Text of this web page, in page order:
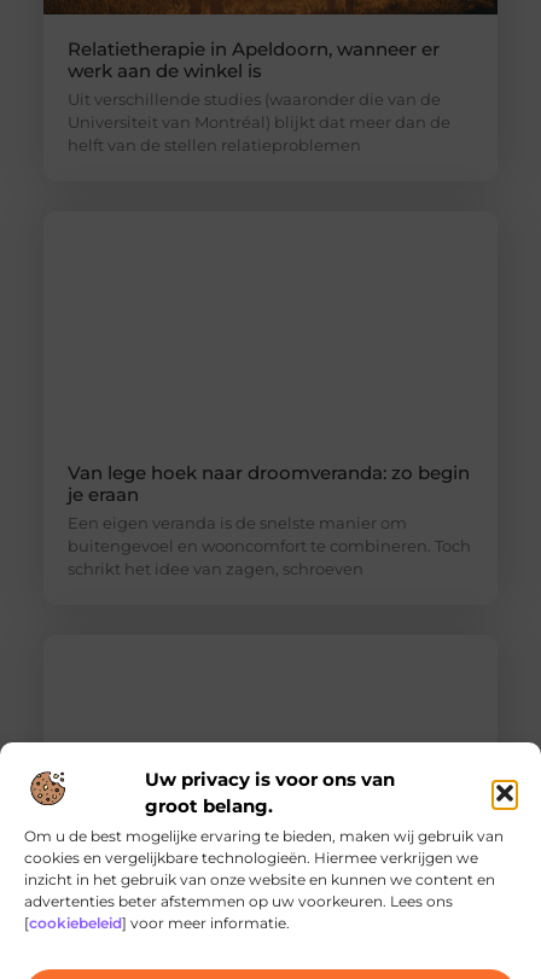
Uw privacy is voor ons van
groot belang.
Om u de best mogelijke ervaring te bieden, maken wij gebruik van
cookies en vergelijkbare technologieën. Hiermee verkrijgen we
inzicht in het gebruik van onze website en kunnen we content en
advertenties beter afstemmen op uw voorkeuren. Lees ons
[cookiebeleid] voor meer informatie.
Relatietherapie in Apeldoorn, wanneer er
werk aan de winkel is
Uit verschillende studies (waaronder die van de
Universiteit van Montréal) blijkt dat meer dan de
helft van de stellen relatieproblemen
Van lege hoek naar droomveranda: zo begin
je eraan
Een eigen veranda is de snelste manier om
buitengevoel en wooncomfort te combineren. Toch
schrikt het idee van zagen, schroeven
Ontdek de innovatieve behandelingen in
jouw stad
laserbehandelingen in Den Haag? Dan ben je hier